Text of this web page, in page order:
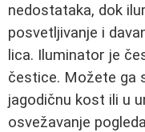
nedostataka, dok
posvetljivanje i
lica. Iluminator je
čestice. Možete ga
jagodičnu kost ili u
osvežavanje